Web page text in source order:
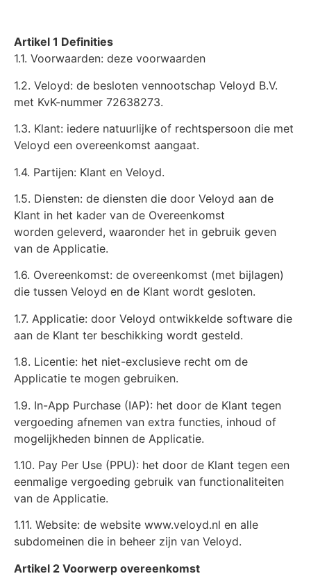
Artikel 1 Definities
1.1. Voorwaarden: deze voorwaarden
1.2. Veloyd: de besloten vennootschap Veloyd B.V.
met KvK-nummer 72638273.
1.3. Klant: iedere natuurlijke of rechtspersoon die met
Veloyd een overeenkomst aangaat.
1.4. Partijen: Klant en Veloyd.
1.5. Diensten: de diensten die door Veloyd aan de
Klant in het kader van de Overeenkomst
worden geleverd, waaronder het in gebruik geven
van de Applicatie.
1.6. Overeenkomst: de overeenkomst (met bijlagen)
die tussen Veloyd en de Klant wordt gesloten.
1.7. Applicatie: door Veloyd ontwikkelde software die
aan de Klant ter beschikking wordt gesteld.
1.8. Licentie: het niet-exclusieve recht om de
Applicatie te mogen gebruiken.
1.9. In-App Purchase (IAP): het door de Klant tegen
vergoeding afnemen van extra functies, inhoud of
mogelijkheden binnen de Applicatie.
1.10. Pay Per Use (PPU): het door de Klant tegen een
eenmalige vergoeding gebruik van functionaliteiten
van de Applicatie.
1.11. Website: de website www.veloyd.nl en alle
subdomeinen die in beheer zijn van Veloyd.
Artikel 2 Voorwerp overeenkomst